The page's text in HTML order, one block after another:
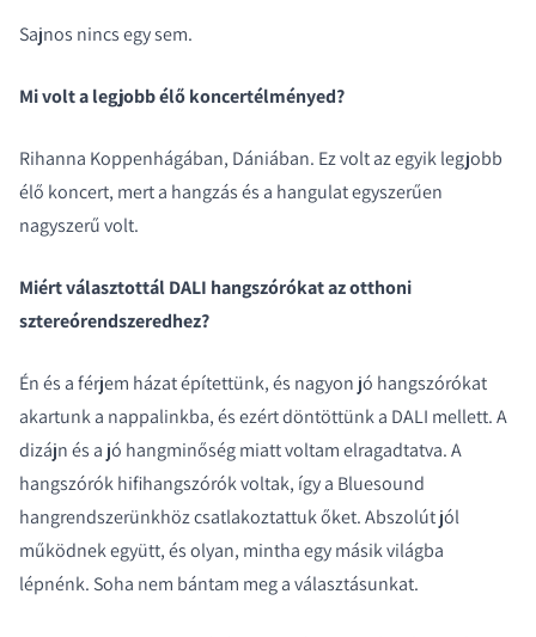
Sajnos nincs egy sem.
Mi volt a legjobb élő koncertélményed?
Rihanna Koppenhágában, Dániában. Ez volt az egyik legjobb
élő koncert, mert a hangzás és a hangulat egyszerűen
nagyszerű volt.
Miért választottál DALI hangszórókat az otthoni
sztereórendszeredhez?
Én és a férjem házat építettünk, és nagyon jó hangszórókat
akartunk a nappalinkba, és ezért döntöttünk a DALI mellett. A
dizájn és a jó hangminőség miatt voltam elragadtatva. A
hangszórók hifihangszórók voltak, így a Bluesound
hangrendszerünkhöz csatlakoztattuk őket. Abszolút jól
működnek együtt, és olyan, mintha egy másik világba
lépnénk. Soha nem bántam meg a választásunkat.
COMPARE PRODUCTS